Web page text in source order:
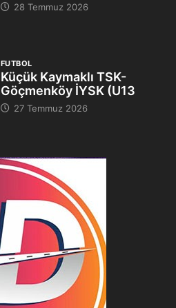
28 Temmuz 2026
FUTBOL
Küçük Kaymaklı TSK-
Göçmenköy İYSK (U13
27 Temmuz 2026